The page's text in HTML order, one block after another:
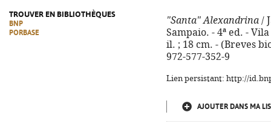
TROUVER EN BIBLIOTHÈQUES
BNP
PORBASE
"Santa" Alexandrina /
Sampaio. - 4ª ed. -
il. ; 18 cm. - (Breves
972-577-352-9
Lien persistant: http://
AJOUTER DANS MA